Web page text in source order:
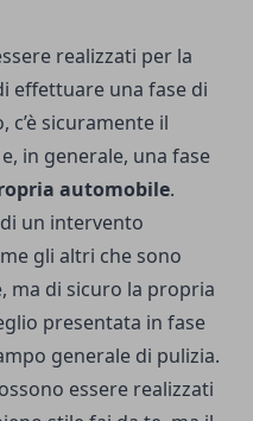
realizzati per la
effettuare una fase di
sicuramente il
e, in generale, una fase
automobile.
un intervento
gli altri che sono
ma di sicuro la propria
presentata in fase
generale di pulizia.
essere realizzati